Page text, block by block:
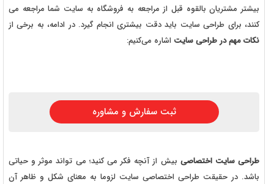
بیشتر مشتریان بالقوه قبل از مراجعه به فروشگاه به سایت شما مراجعه می
کنند، برای طراحی سایت باید دقت بیشتری انجام گیرد. در ادامه، به برخی از
نکات مهم در طراحی سایت اشاره می‌کنیم:
ثبت سفارش و مشاوره
طراحی سایت اختصاصی بیش از آنچه فکر می کنید؛ می تواند موثر و حیاتی
باشد. در حقیقت طراحی اختصاصی سایت لزوما به معنای شکل و ظاهر آن